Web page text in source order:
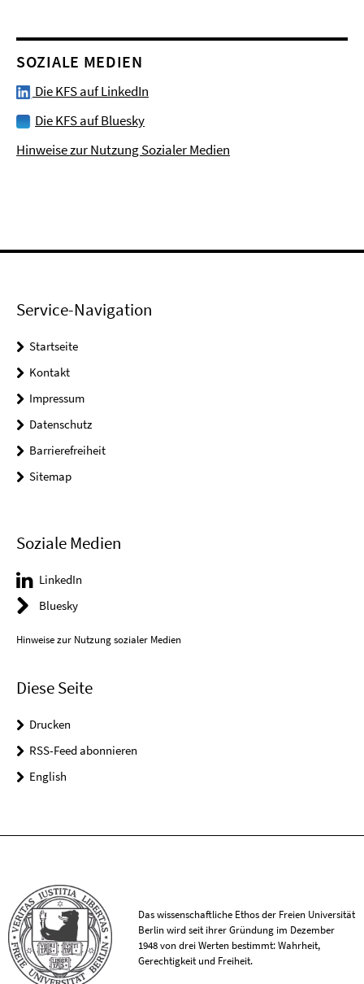
SOZIALE MEDIEN
Die KFS auf LinkedIn
Die KFS auf Bluesky
Hinweise zur Nutzung Sozialer Medien
Service-Navigation
Startseite
Kontakt
Impressum
Datenschutz
Barrierefreiheit
Sitemap
Soziale Medien
LinkedIn
Bluesky
Hinweise zur Nutzung sozialer Medien
Diese Seite
Drucken
RSS-Feed abonnieren
English
Das wissenschaftliche Ethos der Freien Universität
Berlin wird seit ihrer Gründung im Dezember
1948 von drei Werten bestimmt: Wahrheit,
Gerechtigkeit und Freiheit.